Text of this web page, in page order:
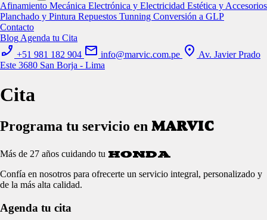
Afinamiento Mecánica Electrónica y Electricidad Estética y Accesorios
Planchado y Pintura Repuestos Tunning Conversión a GLP
Contacto
BlogAgenda tu Cita
+51 981 182 904
info@marvic.com.pe
Av. Javier Prado
Este 3680 San Borja - Lima
Cita
Programa tu servicio en MARVIC
Más de 27 años cuidando tu HONDA
Confía en nosotros para ofrecerte un servicio integral, personalizado y
de la más alta calidad.
Agenda tu cita